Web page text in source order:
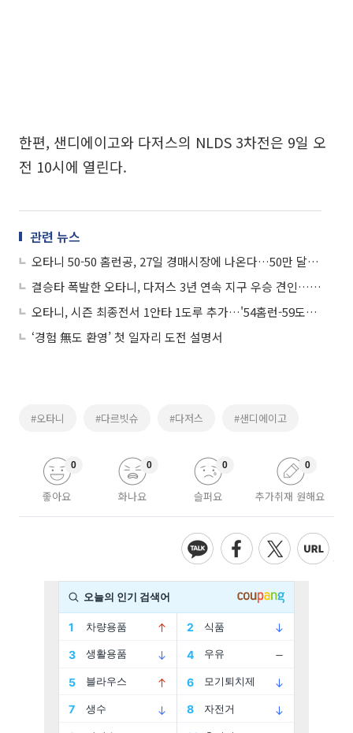
한편, 샌디에이고와 다저스의 NLDS 3차전은 9일 오
전 10시에 열린다.
관련 뉴스
오타니 50-50 홈런공, 27일 경매시장에 나온다…50만 달러부터 시작
결승타 폭발한 오타니, 다저스 3년 연속 지구 우승 견인…다음 목표는 월드 시리즈
오타니, 시즌 최종전서 1안타 1도루 추가…'54홈런-59도루'로 마무리
‘경험 無도 환영’ 첫 일자리 도전 설명서
#오타니 #다르빗슈 #다저스 #샌디에이고
좋아요
0
화나요
0
슬퍼요
0
추가취재 원해요
0